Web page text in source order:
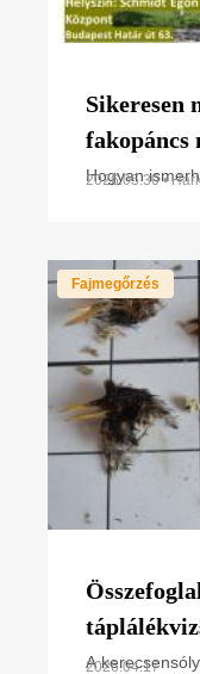
Sikeresen
fakopáncs
fókuszban
Hogyan
2026.05.30 •
Fajmegőrzés
A
2026.04.17